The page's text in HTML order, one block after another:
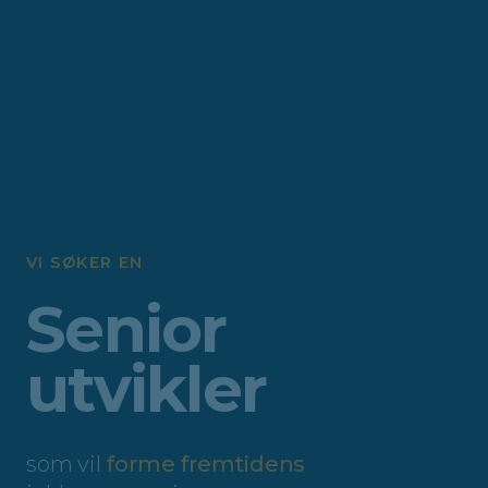
VI SØKER EN
Senior
utvikler
som vil forme fremtidens